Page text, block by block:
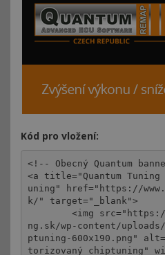
Kód pro vložení:
<!-- Obecný Quantum
<a title="Quantum
uning" href="https://
k/" target="_blank">
	<img src="https://www.quantumchiptuni
ng.sk/wp-content/
ptuning-600x190.png"
torizovaný chiptuning"